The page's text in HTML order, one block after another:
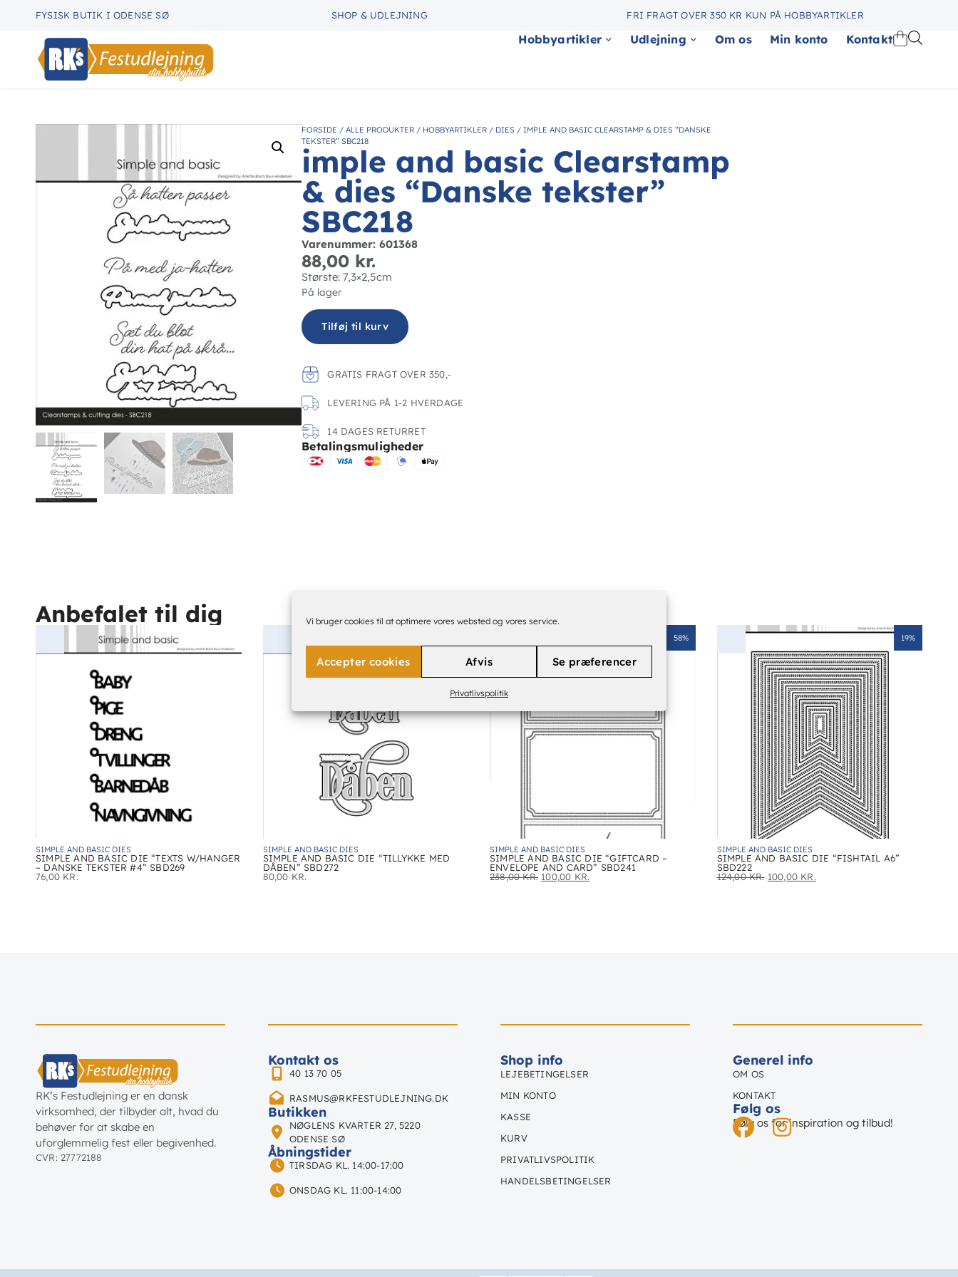
Vi bruger cookies til at optimere vores websted og vores service.
Accepter cookies Afvis Se præferencer
Privatlivspolitik
FYSISK BUTIK I ODENSE SØ SHOP & UDLEJNING FRI FRAGT OVER 350 KR KUN PÅ HOBBYARTIKLER
Hobbyartikler Udlejning Om os Min konto Kontakt
FORSIDE /ALLE PRODUKTER / HOBBYARTIKLER / DIES /IMPLE AND BASIC CLEARSTAMP & DIES “DANSKE
TEKSTER” SBC218
imple and basic Clearstamp
& dies “Danske tekster”
SBC218
Varenummer: 601368
88,00 kr.
Største: 7,3×2,5cm
På lager
Tilføj til kurv
GRATIS FRAGT OVER 350,-
LEVERING PÅ 1-2 HVERDAGE
14 DAGES RETURRET
Betalingsmuligheder
Anbefalet til dig
SIMPLE AND BASIC DIES
SIMPLE AND BASIC DIE “TEXTS W/HANGER
– DANSKE TEKSTER #4” SBD269
76,00 KR.
SIMPLE AND BASIC DIES
SIMPLE AND BASIC DIE “TILLYKKE MED
DÅBEN” SBD272
80,00 KR.
58%
SIMPLE AND BASIC DIES
SIMPLE AND BASIC DIE “GIFTCARD –
ENVELOPE AND CARD” SBD241
238,00KR. 100,00 KR.
19%
SIMPLE AND BASIC DIES
SIMPLE AND BASIC DIE “FISHTAIL A6”
SBD222
124,00KR. 100,00 KR.
RK’s Festudlejning er en dansk
virksomhed, der tilbyder alt, hvad du
behøver for at skabe en
uforglemmelig fest eller begivenhed.
CVR: 27772188
Kontakt os
40 13 70 05
RASMUS@RKFESTUDLEJNING.DK
Butikken
NØGLENS KVARTER 27, 5220
ODENSE SØ
Åbningstider
TIRSDAG KL. 14:00-17:00
ONSDAG KL. 11:00-14:00
Shop info
LEJEBETINGELSER
MIN KONTO
KASSE
KURV
PRIVATLIVSPOLITIK
HANDELSBETINGELSER
Generel info
OM OS
KONTAKT
Følg os
Følg os for inspiration og tilbud!